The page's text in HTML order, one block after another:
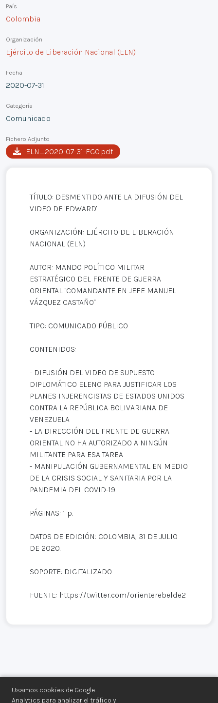
Usamos cookies de Google
Analytics para analizar el tráfico y
País
Colombia
Organización
Ejército de Liberación Nacional (ELN)
Fecha
2020-07-31
Categoría
Comunicado
Fichero Adjunto
ELN_2020-07-31-FGO.pdf
TÍTULO: DESMENTIDO ANTE LA DIFUSIÓN DEL
VIDEO DE 'EDWARD'
ORGANIZACIÓN: EJÉRCITO DE LIBERACIÓN
NACIONAL (ELN)
AUTOR: MANDO POLÍTICO MILITAR
ESTRATÉGICO DEL FRENTE DE GUERRA
ORIENTAL "COMANDANTE EN JEFE MANUEL
VÁZQUEZ CASTAÑO"
TIPO: COMUNICADO PÚBLICO
CONTENIDOS:
- DIFUSIÓN DEL VIDEO DE SUPUESTO
DIPLOMÁTICO ELENO PARA JUSTIFICAR LOS
PLANES INJERENCISTAS DE ESTADOS UNIDOS
CONTRA LA REPÚBLICA BOLIVARIANA DE
VENEZUELA
- LA DIRECCIÓN DEL FRENTE DE GUERRA
ORIENTAL NO HA AUTORIZADO A NINGÚN
MILITANTE PARA ESA TAREA
- MANIPULACIÓN GUBERNAMENTAL EN MEDIO
DE LA CRISIS SOCIAL Y SANITARIA POR LA
PANDEMIA DEL COVID-19
PÁGINAS: 1 p.
DATOS DE EDICIÓN: COLOMBIA, 31 DE JULIO
DE 2020.
SOPORTE: DIGITALIZADO
FUENTE: https://twitter.com/orienterebelde2